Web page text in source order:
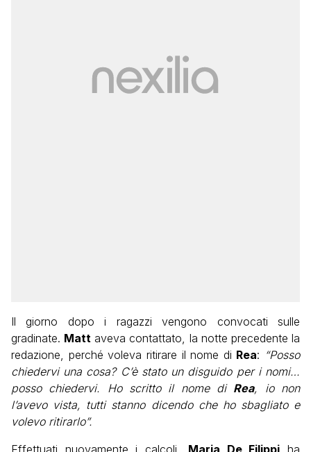
Il giorno dopo i ragazzi vengono convocati sulle
gradinate. Matt aveva contattato, la notte precedente la
redazione, perché voleva ritirare il nome di Rea: “Posso
chiedervi una cosa? C’è stato un disguido per i nomi…
posso chiedervi. Ho scritto il nome di Rea, io non
l’avevo vista, tutti stanno dicendo che ho sbagliato e
volevo ritirarlo”.